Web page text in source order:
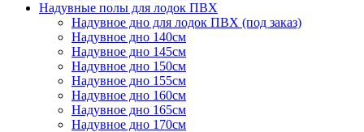
Надувные полы для лодок ПВХ
Надувное дно для лодок ПВХ (под заказ)
Надувное дно 140см
Надувное дно 145см
Надувное дно 150см
Надувное дно 155см
Надувное дно 160см
Надувное дно 165см
Надувное дно 170см